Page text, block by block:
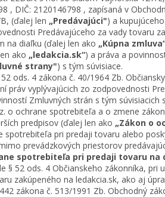
, DIČ: 2120146798 , zapísaná v
(ďalej len „Predávajúci") a
Predávajúceho za vady tovaru
na diaľku (ďalej len ako „Kúpna
ako „ledakcia.sk“) a práva a
strany") s tým súvisiace.
4 zákona č. 40/1964 Zb.
práv vyplývajúcich zo zodpovednosti
Zmluvných strán s tým súvisiacich
o ochrane spotrebiteľa a o zmene
predpisov (ďalej len ako „Zákon o
spotrebiteľa pri predaji tovaru alebo
prevádzkových priestorov
spotrebiteľa pri predaji tovaru na
52 ods. 4 Občianskeho zákonníka, pri
zakúpeného na ledakcia.sk, ako aj
zákona č. 513/1991 Zb. Obchodný